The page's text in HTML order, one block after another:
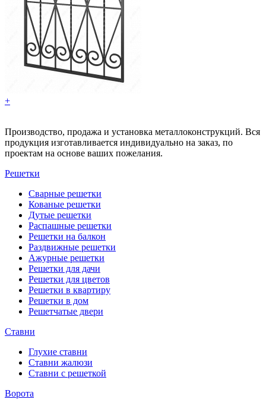
+
Производство, продажа и установка металлоконструкций. Вся
продукция изготавливается индивидуально на заказ, по
проектам на основе ваших пожелания.
Решетки
Сварные решетки
Кованые решетки
Дутые решетки
Распашные решетки
Решетки на балкон
Раздвижные решетки
Ажурные решетки
Решетки для дачи
Решетки для цветов
Решетки в квартиру
Решетки в дом
Решетчатые двери
Ставни
Глухие ставни
Ставни жалюзи
Ставни с решеткой
Ворота